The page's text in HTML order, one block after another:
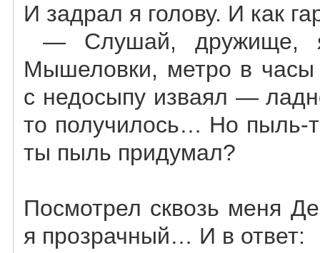
И задрал я голову. И как
— Слушай, дружище,
Мышеловки, метро в часы
с недосыпу изваял —
то получилось… Но
ты пыль придумал?
Посмотрел сквозь меня
я прозрачный… И в ответ: